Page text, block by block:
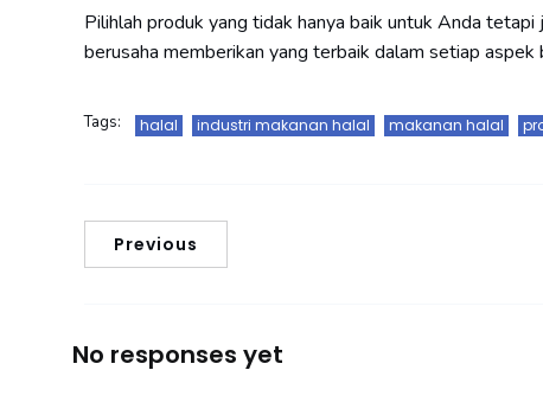
Pilihlah produk yang tidak hanya baik untuk Anda
berusaha memberikan yang terbaik dalam setiap aspek
Tags: halal industri makanan halal makanan halal
Previous
No responses yet